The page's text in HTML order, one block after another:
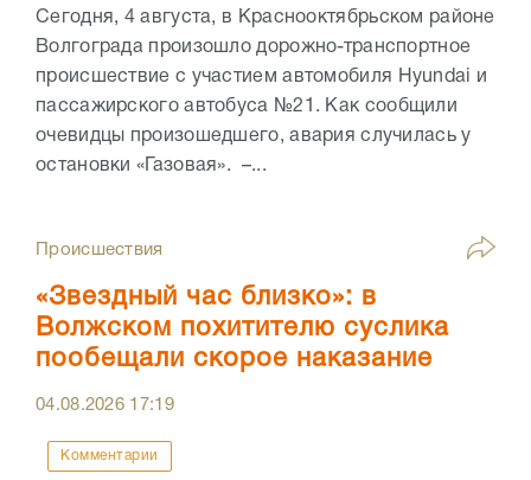
Сегодня, 4 августа, в Краснооктябрьском районе
Волгограда произошло дорожно-транспортное
происшествие с участием автомобиля Hyundai и
пассажирского автобуса №21. Как сообщили
очевидцы произошедшего, авария случилась у
остановки «Газовая». –...
Происшествия
«Звездный час близко»: в
Волжском похитителю суслика
пообещали скорое наказание
04.08.2026 17:19
Комментарии